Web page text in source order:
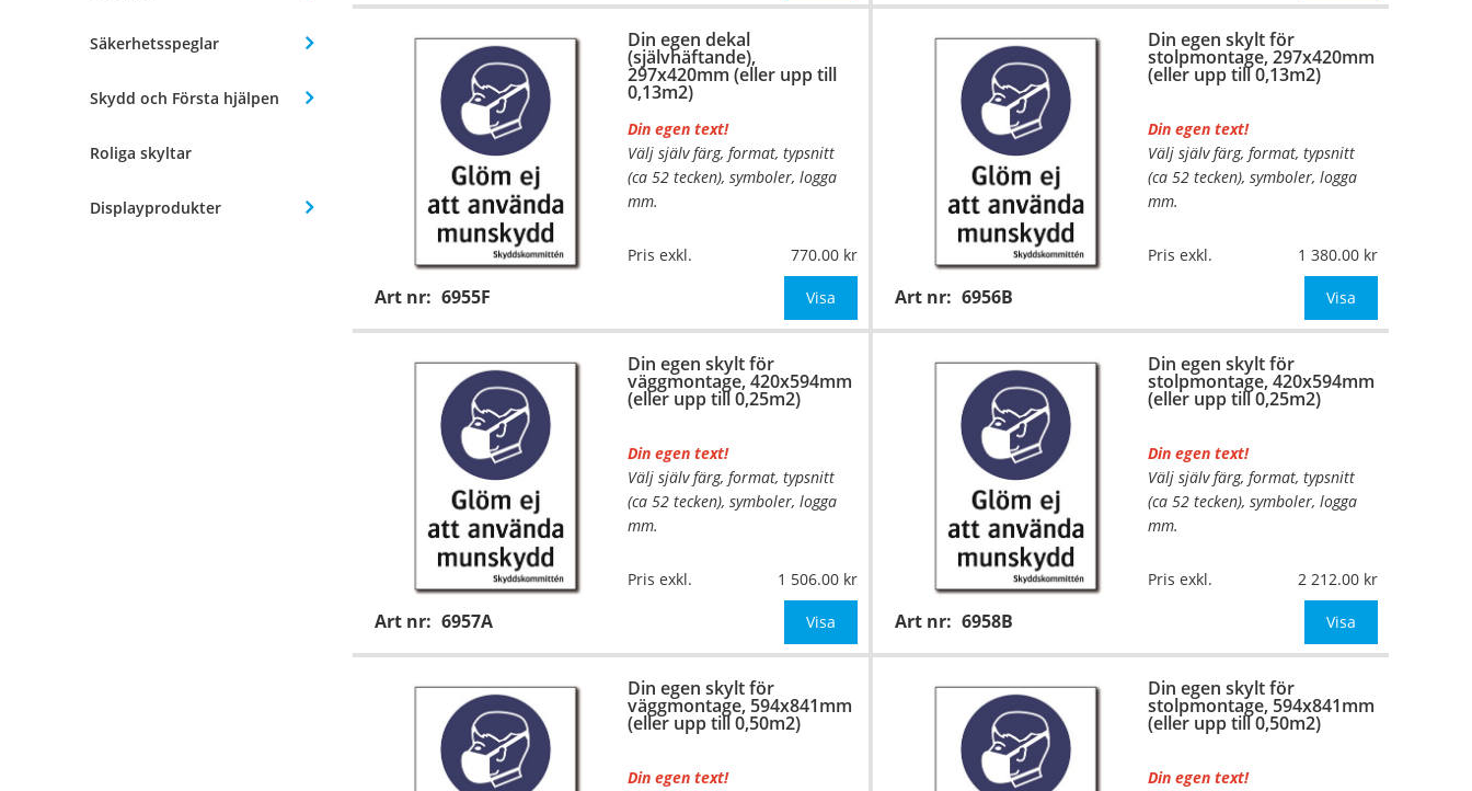
Säkerhetsspeglar
Skydd och Första hjälpen
Roliga skyltar
Displayprodukter
OBS!
Be om offert vid antal
Din egen dekal
(självhäftande),
297x420mm (eller upp till
0,13m2)
Art nr: 6955F
Din egen text!
Välj själv färg, format, typsnitt
(ca 52 tecken), symboler, logga
mm.
Material:
Självhäftande folie
297x420mm (eller annat
OBS!
Pris exkl. 770.00
Visa
Din egen skylt för
stolpmontage, 297x420mm
(eller upp till 0,13m2)
Art nr: 6956B
Din egen text!
Välj själv färg, format, typsnitt
(ca 52 tecken), symboler, logga
mm.
Material:
Kantvikt aluminium,
297x420mm (eller annat
Be om offert vid an
Pris exkl. 1 380.00
Visa
Din egen skylt för
väggmontage, 420x594mm
(eller upp till 0,25m2)
Art nr: 6957A
Din egen text!
Välj själv färg, format, typsnitt
(ca 52 tecken), symboler, logga
mm.
Material:
Plan aluminium,
0,7mm (väggmontage)
420x594mm (eller annat
Be om offert vid antal
Pris exkl. 1 506.00
Visa
Din egen skylt för
stolpmontage, 420x594mm
(eller upp till 0,25m2)
Art nr: 6958B
Din egen text!
Välj själv färg, format, typsnitt
(ca 52 tecken), symboler, logga
mm.
Material:
Kantvikt aluminium,
420x594mm (eller annat
Be om offert vid an
Pris exkl. 2 212.00
Visa
Din egen skylt för
väggmontage, 594x841mm
(eller upp till 0,50m2)
Din egen text!
Din egen skylt för
stolpmontage, 594x841mm
(eller upp till 0,50m2)
Din egen text!